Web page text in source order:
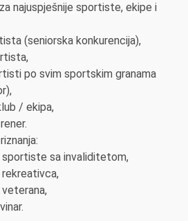
najuspješnije sportiste, ekipe i
(seniorska konkurencija),
po svim sportskim granama
/ ekipa,
sportiste sa invaliditetom,
rekreativca,
veterana,